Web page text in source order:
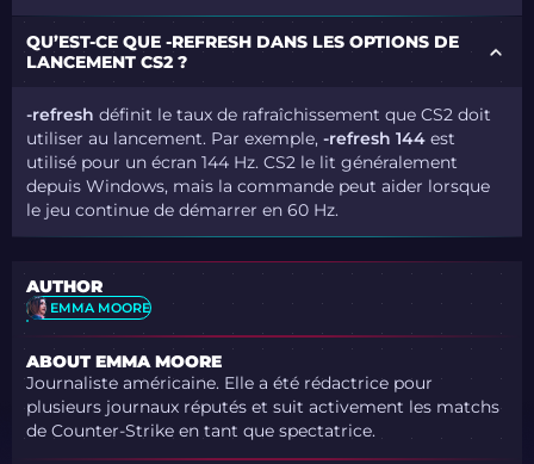
QU’EST-CE QUE -REFRESH DANS LES OPTIONS DE
LANCEMENT CS2 ?
-refresh définit le taux de rafraîchissement que CS2 doit
utiliser au lancement. Par exemple,-refresh 144 est
utilisé pour un écran 144 Hz. CS2 le lit généralement
depuis Windows, mais la commande peut aider lorsque
le jeu continue de démarrer en 60 Hz.
AUTHOR
EMMA MOORE
ABOUT EMMA MOORE
Journaliste américaine. Elle a été rédactrice pour
plusieurs journaux réputés et suit activement les matchs
de Counter-Strike en tant que spectatrice.